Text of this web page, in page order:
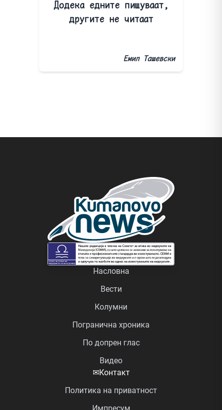
Додека едните пишуваат,
другите не читаат
Емил Ташевски
Насловна
Вести
Колумни
Погранична хроника
По допрен глас
Видео
✉Контакт
Политика на приватност